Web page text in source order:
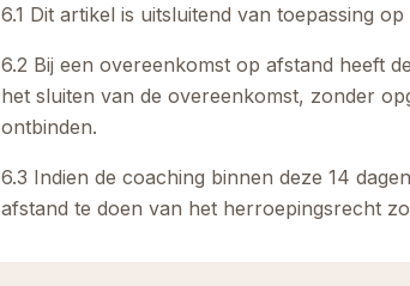
6.1 Dit artikel is uitsluitend van toepassing
6.2 Bij een overeenkomst op afstand heeft
het sluiten van de overeenkomst, zonder
ontbinden.
6.3 Indien de coaching binnen deze 14
afstand te doen van het herroepingsrecht